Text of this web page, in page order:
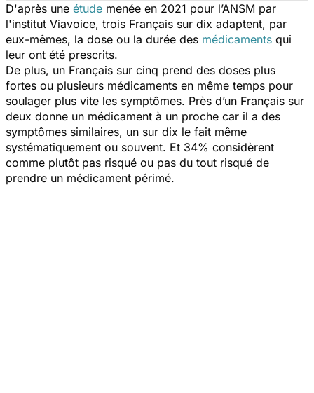
D'après une étude menée en 2021 pour l’ANSM par
l'institut Viavoice, trois Français sur dix adaptent, par
eux-mêmes, la dose ou la durée des médicaments qui
leur ont été prescrits.
De plus, un Français sur cinq prend des doses plus
fortes ou plusieurs médicaments en même temps pour
soulager plus vite les symptômes. Près d’un Français sur
deux donne un médicament à un proche car il a des
symptômes similaires, un sur dix le fait même
systématiquement ou souvent. Et 34% considèrent
comme plutôt pas risqué ou pas du tout risqué de
prendre un médicament périmé.